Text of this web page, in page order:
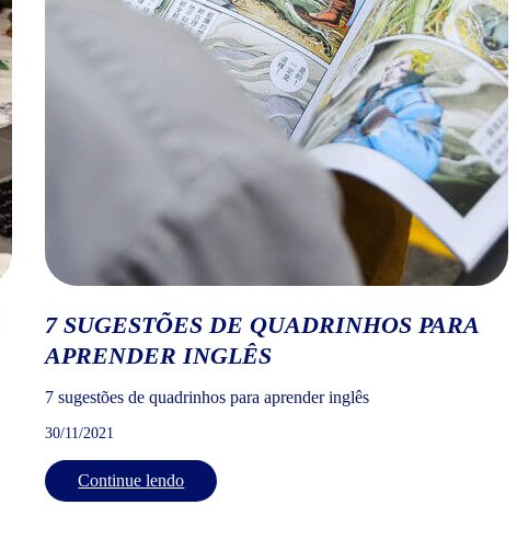
7 SUGESTÕES DE QUADRINHOS PARA
APRENDER INGLÊS
7 sugestões de quadrinhos para aprender inglês
30/11/2021
Continue lendo